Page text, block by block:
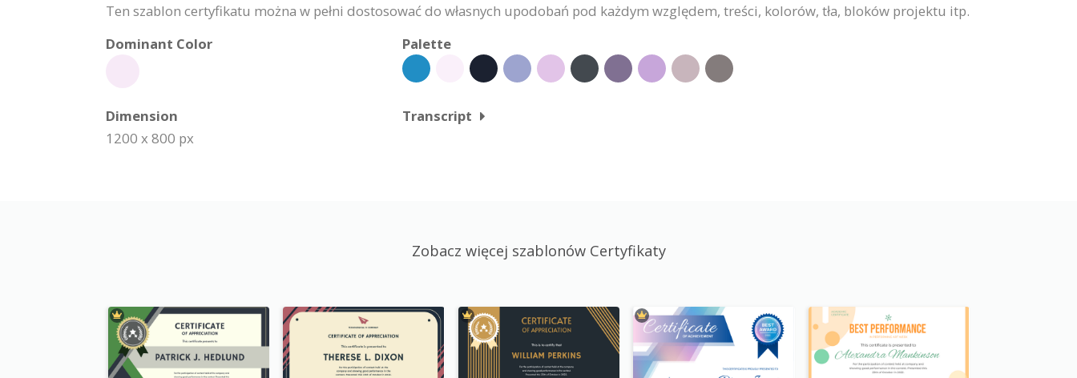
Ten szablon certyfikatu można w pełni dostosować do własnych upodobań pod każdym względem, treści, kolorów, tła, bloków projektu itp.
Dominant Color
Palette
Dimension
1200 x 800 px
Transcript
Zobacz więcej szablonów Certyfikaty